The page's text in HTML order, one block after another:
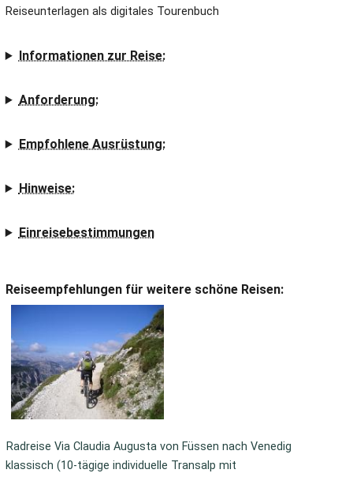
Reiseunterlagen als digitales Tourenbuch
Informationen zur Reise:
Anforderung:
Empfohlene Ausrüstung:
Hinweise:
Einreisebestimmungen
Reiseempfehlungen für weitere schöne Reisen:
Radreise Via Claudia Augusta von Füssen nach Venedig
klassisch (10-tägige individuelle Transalp mit